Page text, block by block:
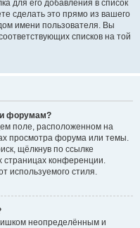
для его добавления в список
сделать это прямо из вашего
имени пользователя. Вы
списков на той
форумам?
поле, расположенном на
просмотра форума или темы.
щёлкнув по ссылке
страницах конференции.
используемого стиля.
неопределённым и